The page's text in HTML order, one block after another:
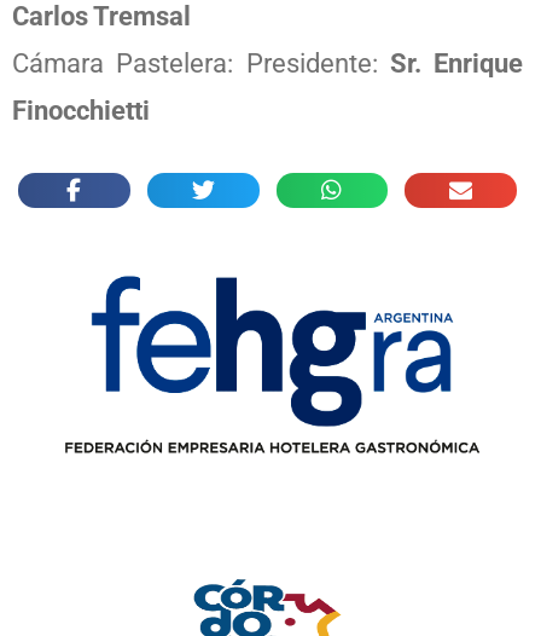
Carlos Tremsal
Cámara Pastelera: Presidente: Sr. Enrique
Finocchietti